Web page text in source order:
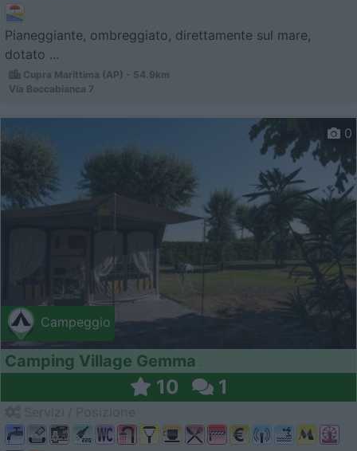
Pianeggiante, ombreggiato, direttamente sul mare,
dotato ...
Cupra Marittima (AP) - 54.9km
Via Boccabianca 7
Campeggio
0
Camping Village Gemma
10 1